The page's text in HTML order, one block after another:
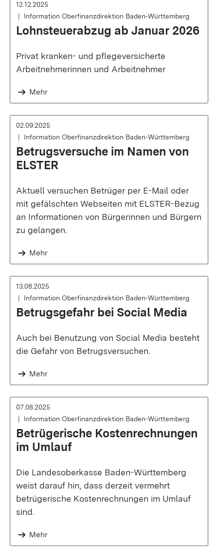
12.12.2025
Information Oberfinanzdirektion Baden-Württemberg
Lohnsteuerabzug ab Januar 2026
Privat kranken- und pflegeversicherte
Arbeitnehmerinnen und Arbeitnehmer
Mehr
02.09.2025
Information Oberfinanzdirektion Baden-Württemberg
Betrugsversuche im Namen von
ELSTER
Aktuell versuchen Betrüger per E-Mail oder
mit gefälschten Webseiten mit ELSTER-Bezug
an Informationen von Bürgerinnen und Bürgern
zu gelangen.
Mehr
13.08.2025
Information Oberfinanzdirektion Baden-Württemberg
Betrugsgefahr bei Social Media
Auch bei Benutzung von Social Media besteht
die Gefahr von Betrugsversuchen.
Mehr
07.08.2025
Information Oberfinanzdirektion Baden-Württemberg
Betrügerische Kostenrechnungen
im Umlauf
Die Landesoberkasse Baden-Württemberg
weist darauf hin, dass derzeit vermehrt
betrügerische Kostenrechnungen im Umlauf
sind.
Mehr